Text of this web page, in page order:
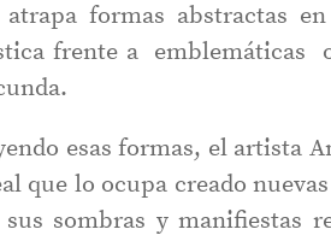
atrapa formas abstractas
frente a emblemáticas
esas formas, el artista
que lo ocupa creado
sus sombras y manifiestas